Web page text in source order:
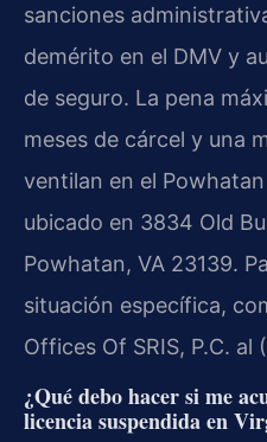
sanciones
demérito en el DMV y
de seguro. La pena
meses de cárcel y una
ventilan en el
ubicado en 3834 Old
Powhatan, VA 23139.
situación específica,
Offices Of SRIS, P.C. al
¿Qué debo hacer si me
licencia suspendida en